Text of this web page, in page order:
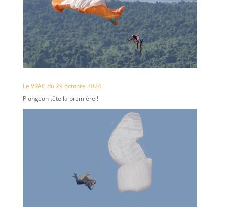
Le VRAC du 29 octobre 2024
Plongeon tête la première !